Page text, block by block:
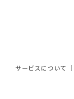
サービスについて ｜